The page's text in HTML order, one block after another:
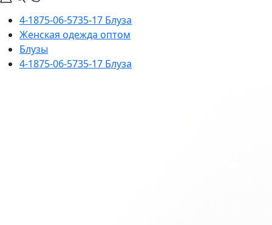
4-1875-06-5735-17 Блуза
Женская одежда оптом
Блузы
4-1875-06-5735-17 Блуза